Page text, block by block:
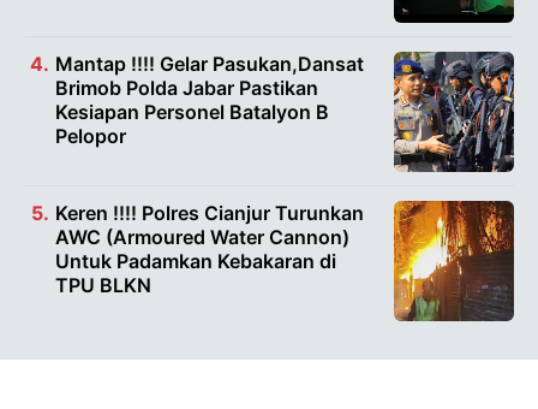
Mantap !!!! Gelar Pasukan,Dansat
Brimob Polda Jabar Pastikan
Kesiapan Personel Batalyon B
Pelopor
Keren !!!! Polres Cianjur Turunkan
AWC (Armoured Water Cannon)
Untuk Padamkan Kebakaran di
TPU BLKN